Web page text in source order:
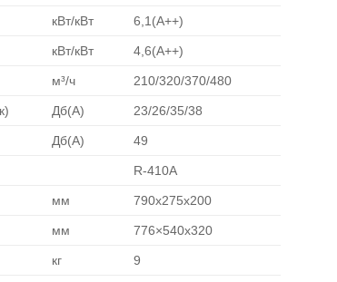
кВт/кВт 6,1(А++)
кВт/кВт 4,6(А++)
м³/ч 210/320/370/480
Дб(А) 23/26/35/38
Дб(А) 49
R-410A
мм 790х275х200
мм 776×540х320
кг 9